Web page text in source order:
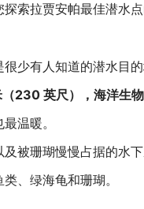
索拉贾安帕最佳潜水点
少有人知道的潜水目的
230 英尺），海洋生物
温暖。
被珊瑚慢慢占据的水下
、绿海龟和珊瑚。